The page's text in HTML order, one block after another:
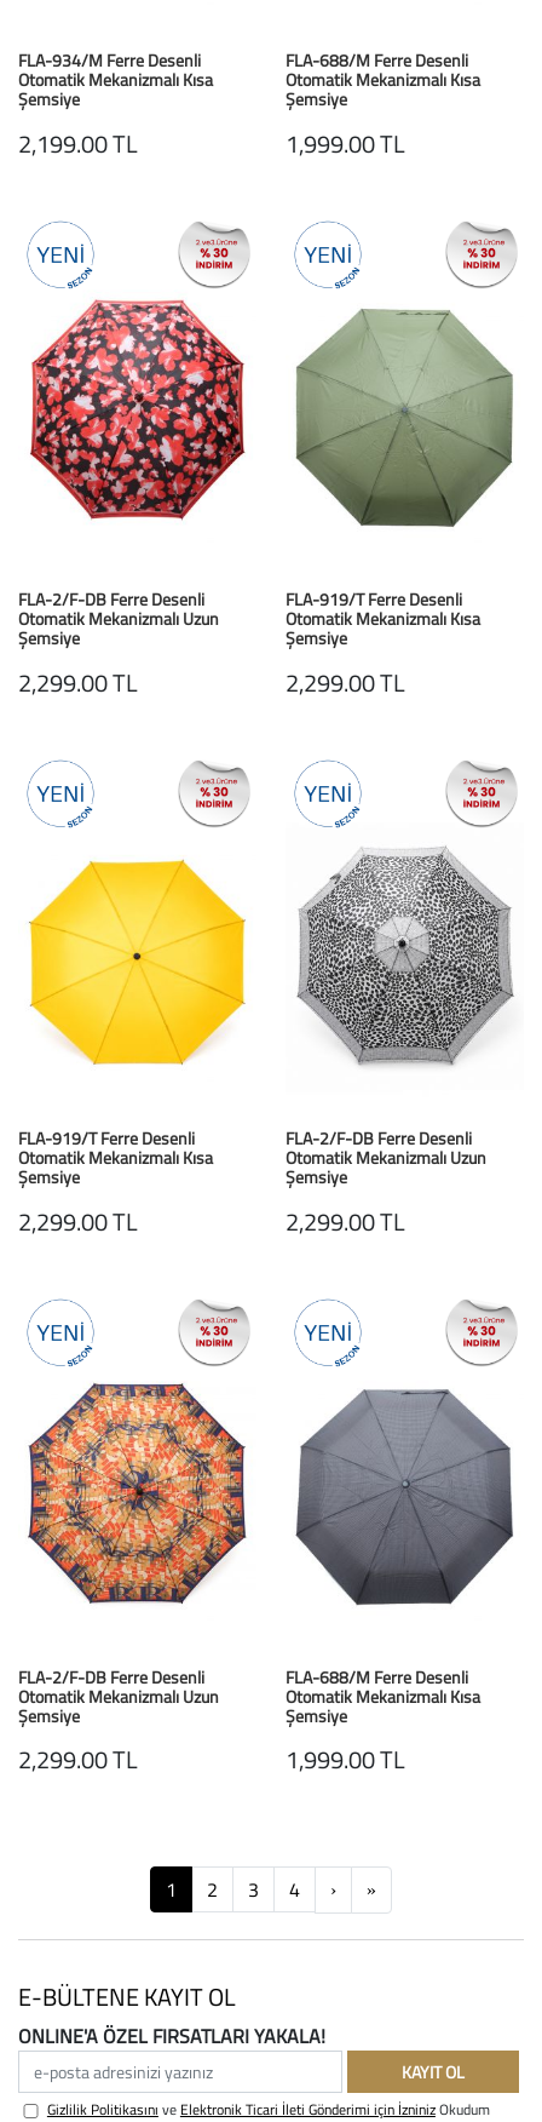
FLA-934/M Ferre Desenli
Otomatik Mekanizmalı Kısa
Şemsiye
Mavi Çizgi Desenli
2,199.00 TL
FLA-688/M Ferre Desenli
Otomatik Mekanizmalı Kısa
Şemsiye
Mavi Desenli
1,999.00 TL
FLA-2/F-DB Ferre Desenli
Otomatik Mekanizmalı Uzun
Şemsiye
Kırmızı Çiçekli
2,299.00 TL
FLA-919/T Ferre Desenli
Otomatik Mekanizmalı Kısa
Şemsiye
Yeşil / Green
2,299.00 TL
FLA-919/T Ferre Desenli
Otomatik Mekanizmalı Kısa
Şemsiye
Sarı/Yellow
2,299.00 TL
FLA-2/F-DB Ferre Desenli
Otomatik Mekanizmalı Uzun
Şemsiye
Leopar V2 Desenli
2,299.00 TL
FLA-2/F-DB Ferre Desenli
Otomatik Mekanizmalı Uzun
Şemsiye
Multicolor Desenli
2,299.00 TL
FLA-688/M Ferre Desenli
Otomatik Mekanizmalı Kısa
Şemsiye
Kahve Desenli
1,999.00 TL
1 2 3 4 ›Next»
E-BÜLTENE KAYIT OL
ONLINE'A ÖZEL FIRSATLARI YAKALA!
e-posta adresinizi yazınız
KAYIT OL
Gizlilik Politikasını ve Elektronik Ticari İleti Gönderimi için İzninizOkudum